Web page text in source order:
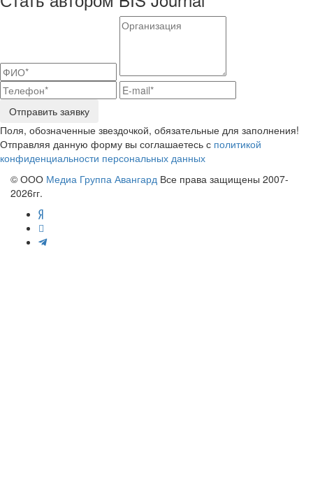
Отправить заявку
Поля, обозначенные звездочкой, обязательные для заполнения!
Отправляя данную форму вы соглашаетесь с политикой
конфиденциальности персональных данных
© ООО Медиа Группа Авангард Все права защищены 2007-
2026гг.